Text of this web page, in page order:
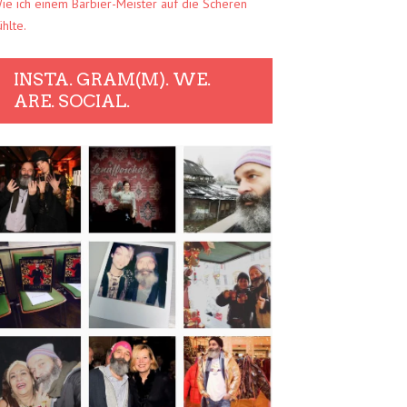
ich einem Barbier-Meister auf die Scheren
INSTA. GRAM(M). WE.
ARE. SOCIAL.